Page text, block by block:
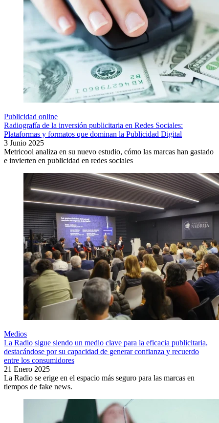
Publicidad online
Radiografía de la inversión publicitaria en Redes Sociales:
Plataformas y formatos que dominan la Publicidad Digital
3 Junio 2025
Metricool analiza en su nuevo estudio, cómo las marcas han gastado
e invierten en publicidad en redes sociales
Medios
La Radio sigue siendo un medio clave para la eficacia publicitaria,
destacándose por su capacidad de generar confianza y recuerdo
entre los consumidores
21 Enero 2025
La Radio se erige en el espacio más seguro para las marcas en
tiempos de fake news.